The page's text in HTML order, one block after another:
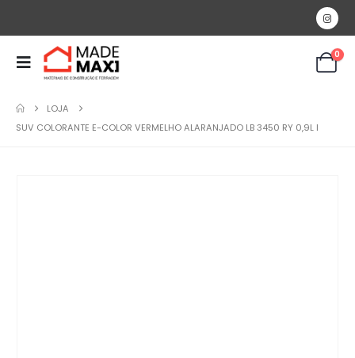
0
LOJA
SUV COLORANTE E-COLOR VERMELHO ALARANJADO LB 3450 RY 0,9L I